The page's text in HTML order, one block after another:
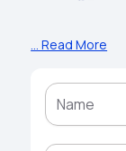
... Read More